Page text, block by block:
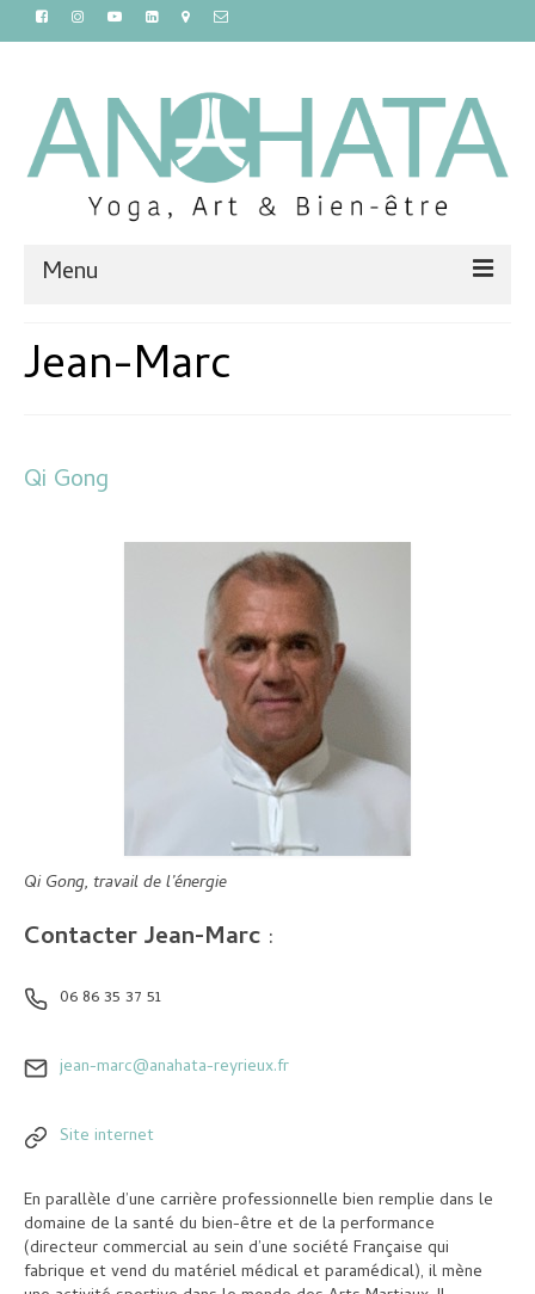
Menu
Massages et sauna
Inscriptions et tarifs
Jean-Marc
Qi Gong
Qi Gong, travail de l’énergie
Contacter Jean-Marc :
06 86 35 37 51
jean-marc@anahata-reyrieux.fr
Site internet
En parallèle d’une carrière professionnelle bien remplie dans le
domaine de la santé du bien-être et de la performance
(directeur commercial au sein d’une société Française qui
fabrique et vend du matériel médical et paramédical), il mène